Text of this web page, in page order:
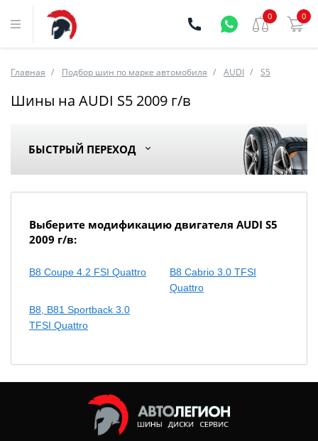
0 0
Главная Подбор шин по марке автомобиля AUDI S5
Шины на AUDI S5 2009 г/в
БЫСТРЫЙ ПЕРЕХОД
Выберите модификацию двигателя AUDI S5
2009 г/в:
B8 Coupe 4.2 FSI Quattro
В8 Cabrio 3.0 TFSI
Quattro
В8, B81 Sportback 3.0
TFSI Quattro